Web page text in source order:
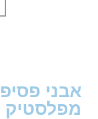
אבני
מפלסטיק